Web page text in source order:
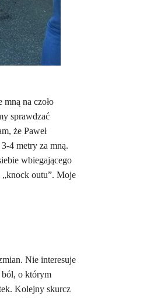
na czoło
sprawdzać
że Paweł
4 metry za mną.
wbiegającego
„knock outu”. Moje
Nie interesuje
ból, o którym
Kolejny skurcz